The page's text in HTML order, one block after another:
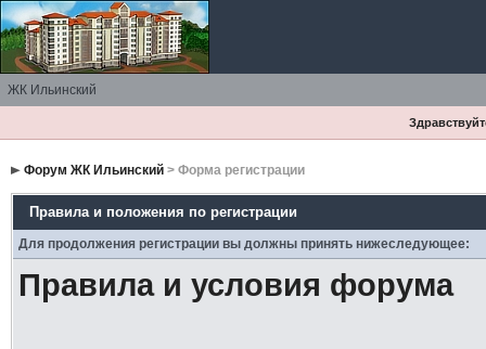
ЖК Ильинский
Форум ЖК Ильинский> Форма регистрации
Правила и положения по регистрации
Для продолжения регистрации вы должны принять нижеследующее:
Правила и условия форума